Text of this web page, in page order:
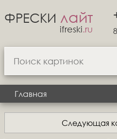
ФРЕСКИ лайт
ifreski.ru
Главная
Следующая